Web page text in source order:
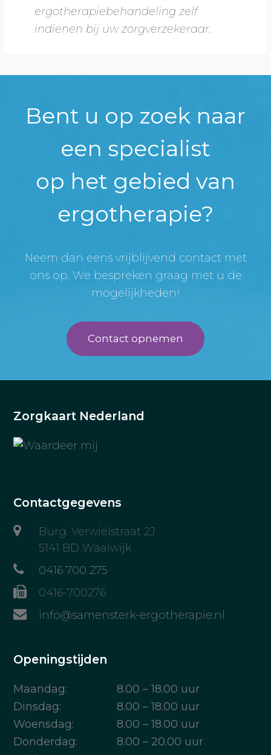
ergotherapiebehandeling zelf
indienen bij uw zorgverzekeraar.
Bent u op zoek naar
een specialist
op het gebied van
ergotherapie?
Neem dan eens vrijblijvend contact met
ons op. We bespreken graag met u de
mogelijkheden!
Contact opnemen
Zorgkaart Nederland
Contactgegevens
Burg. Verwielstraat 2J
5141 BD Waalwijk
0416 700 275
0416-700276
info@samensterk-ergotherapie.nl
Openingstijden
Maandag:
8.00 – 18.00 uur
Dinsdag:
8.00 – 18.00 uur
Woensdag:
8.00 – 18.00 uur
Donderdag:
8.00 – 20.00 uur